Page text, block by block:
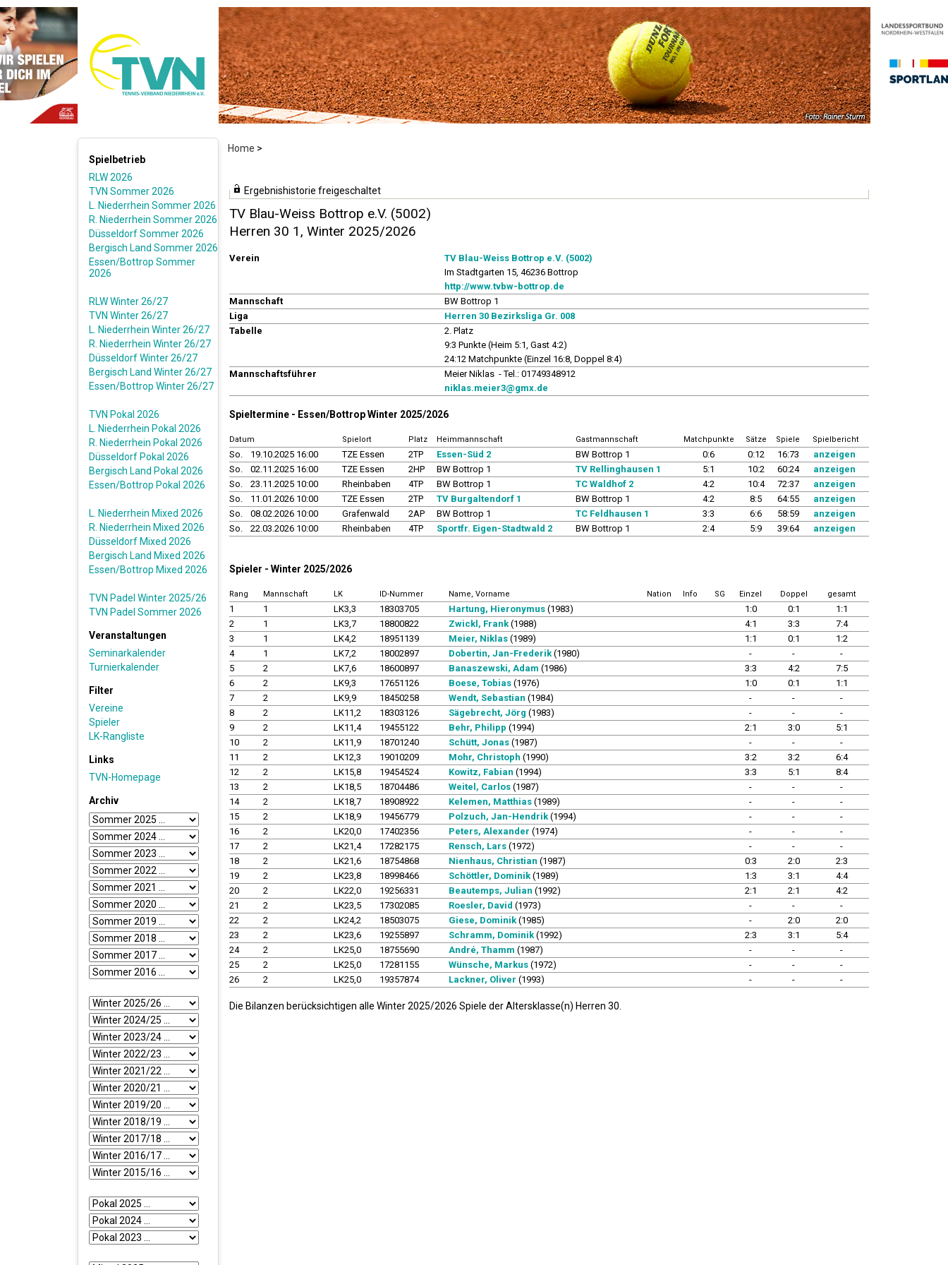
Home >
Spielbetrieb
RLW 2026
TVN Sommer 2026
L. Niederrhein Sommer 2026
R. Niederrhein Sommer 2026
Düsseldorf Sommer 2026
Bergisch Land Sommer 2026
Essen/Bottrop Sommer
2026
RLW Winter 26/27
TVN Winter 26/27
L. Niederrhein Winter 26/27
R. Niederrhein Winter 26/27
Düsseldorf Winter 26/27
Bergisch Land Winter 26/27
Essen/Bottrop Winter 26/27
TVN Pokal 2026
L. Niederrhein Pokal 2026
R. Niederrhein Pokal 2026
Düsseldorf Pokal 2026
Bergisch Land Pokal 2026
Essen/Bottrop Pokal 2026
L. Niederrhein Mixed 2026
R. Niederrhein Mixed 2026
Düsseldorf Mixed 2026
Bergisch Land Mixed 2026
Essen/Bottrop Mixed 2026
TVN Padel Winter 2025/26
TVN Padel Sommer 2026
Veranstaltungen
Seminarkalender
Turnierkalender
Filter
Vereine
Spieler
LK-Rangliste
Links
TVN-Homepage
Archiv
Ergebnishistorie freigeschaltet
TV Blau-Weiss Bottrop e.V. (5002)
Herren 30 1, Winter 2025/2026
Verein
TV Blau-Weiss Bottrop e.V. (5002)
Im Stadtgarten 15, 46236 Bottrop
http://www.tvbw-bottrop.de
Mannschaft
BW Bottrop 1
Liga
Herren 30 Bezirksliga Gr. 008
Tabelle
2. Platz
9:3 Punkte (Heim 5:1, Gast 4:2)
24:12 Matchpunkte (Einzel 16:8, Doppel 8:4)
Mannschaftsführer
Meier Niklas - Tel.: 01749348912
niklas.meier3@gmx.de
Spieltermine - Essen/Bottrop Winter 2025/2026
Datum Spielort Platz Heimmannschaft Gastmannschaft Matchpunkte Sätze Spiele Spielbericht
So. 19.10.2025 16:00 TZE Essen 2TP Essen-Süd 2 BW Bottrop 1 0:6 0:12 16:73
anzeigen
So.
02.11.2025 16:00 TZE Essen 2HP BW Bottrop 1 TV Rellinghausen 1 5:1 10:2 60:24
anzeigen
So.
23.11.2025 10:00 Rheinbaben 4TP BW Bottrop 1 TC Waldhof 2 4:2 10:4 72:37
anzeigen
So.
11.01.2026 10:00 TZE Essen 2TP TV Burgaltendorf 1 BW Bottrop 1 4:2 8:5 64:55
anzeigen
So.
08.02.2026 10:00 Grafenwald 2AP BW Bottrop 1 TC Feldhausen 1 3:3 6:6 58:59
anzeigen
So.
22.03.2026 10:00 Rheinbaben 4TP Sportfr. Eigen-Stadtwald 2 BW Bottrop 1 2:4 5:9 39:64 anzeigen
Spieler - Winter 2025/2026
Rang Mannschaft LK ID-Nummer Name, Vorname Nation Info SG Einzel Doppel gesamt
1 1 LK3,3 18303705 Hartung, Hieronymus (1983) 1:0 0:1
1:1
2
1 LK3,7 18800822 Zwickl, Frank(1988) 4:1 3:3
7:4
3
1 LK4,2 18951139 Meier, Niklas (1989) 1:1 0:1
1:2
4
1 LK7,2 18002897 Dobertin, Jan-Frederik(1980) - -
-
5
2 LK7,6 18600897 Banaszewski, Adam (1986) 3:3 4:2
7:5
6
2 LK9,3 17651126 Boese, Tobias (1976) 1:0 0:1
1:1
7
2 LK9,9 18450258 Wendt, Sebastian (1984) - -
-
8
2 LK11,2 18303126 Sägebrecht, Jörg (1983) - -
-
9
2 LK11,4 19455122 Behr, Philipp (1994) 2:1 3:0
5:1
10
2 LK11,9 18701240 Schütt, Jonas (1987) - -
-
11
2 LK12,3 19010209 Mohr, Christoph (1990) 3:2 3:2
6:4
12
2 LK15,8 19454524 Kowitz, Fabian (1994) 3:3 5:1
8:4
13
2 LK18,5 18704486 Weitel, Carlos (1987) - -
-
14
2 LK18,7 18908922 Kelemen, Matthias (1989) - -
-
15
2 LK18,9 19456779 Polzuch, Jan-Hendrik(1994) - -
-
16
2 LK20,0 17402356 Peters, Alexander (1974) - -
-
17
2 LK21,4 17282175 Rensch, Lars (1972) - -
-
18
2 LK21,6 18754868 Nienhaus, Christian (1987) 0:3 2:0
2:3
19
2 LK23,8 18998466 Schöttler, Dominik(1989) 1:3 3:1
4:4
20
2 LK22,0 19256331 Beautemps, Julian (1992) 2:1 2:1
4:2
21
2 LK23,5 17302085 Roesler, David (1973) - -
-
22
2 LK24,2 18503075 Giese, Dominik(1985) - 2:0
2:0
23
2 LK23,6 19255897 Schramm, Dominik(1992) 2:3 3:1
5:4
24
2 LK25,0 18755690 André, Thamm (1987) - -
-
25
2 LK25,0 17281155 Wünsche, Markus (1972) - -
-
26
2 LK25,0 19357874 Lackner, Oliver (1993) - - -
Die Bilanzen berücksichtigen alle Winter 2025/2026 Spiele der Altersklasse(n) Herren 30.